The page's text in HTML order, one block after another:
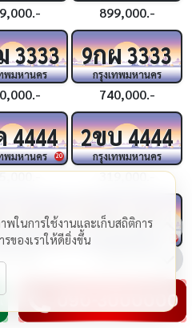
899,000.-
3333
พมหานคร
9กผ3333
กรุงเทพมหานคร
740,000.-
20
4444
พมหานคร
2ขบ4444
กรุงเทพมหานคร
319,000.-
24
4444
พมหานคร 24
4กฆ4444
25
พมหานคร
4444
กรุงเทพมหานคร
พในการใช้งานและเก็บสถิติการ
ของเราให้ดียิ่งขึ้น